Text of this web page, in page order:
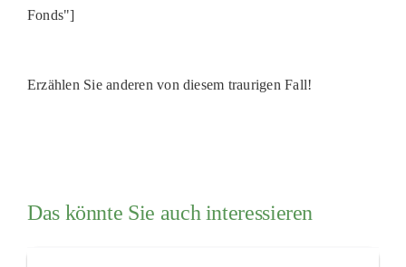
Fonds"]
Erzählen Sie anderen von diesem traurigen Fall!
Das könnte Sie auch interessieren